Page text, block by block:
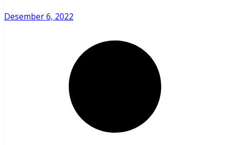
Desember 6, 2022